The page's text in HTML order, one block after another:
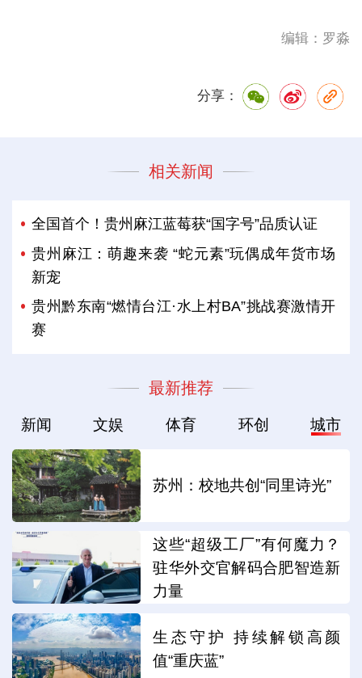
编辑：罗淼
分享：
相关新闻
全国首个！贵州麻江蓝莓获“国字号”品质认证
贵州麻江：萌趣来袭 “蛇元素”玩偶成年货市场
新宠
贵州黔东南“燃情台江·水上村BA”挑战赛激情开
赛
最新推荐
新闻 文娱 体育 环创 城市
苏州：校地共创“同里诗光”
这些“超级工厂”有何魔力？
驻华外交官解码合肥智造新
力量
生态守护 持续解锁高颜
值“重庆蓝”